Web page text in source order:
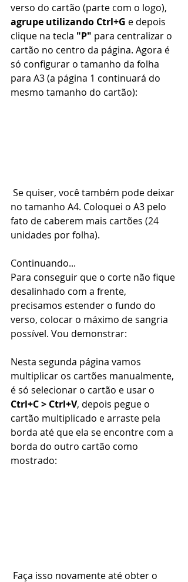
verso do cartão (parte com o logo),
agrupe utilizando Ctrl+G e depois
clique na tecla "P" para centralizar o
cartão no centro da página. Agora é
só configurar o tamanho da folha
para A3 (a página 1 continuará do
mesmo tamanho do cartão):
no tamanho A4. Coloquei o A3 pelo
fato de caberem mais cartões (24
unidades por folha).
Continuando...
Para conseguir que o corte não fique
desalinhado com a frente,
precisamos estender o fundo do
verso, colocar o máximo de sangria
possível. Vou demonstrar:
Nesta segunda página vamos
multiplicar os cartões manualmente,
é só selecionar o cartão e usar o
Ctrl+C > Ctrl+V, depois pegue o
cartão multiplicado e arraste pela
borda até que ela se encontre com a
borda do outro cartão como
mostrado: